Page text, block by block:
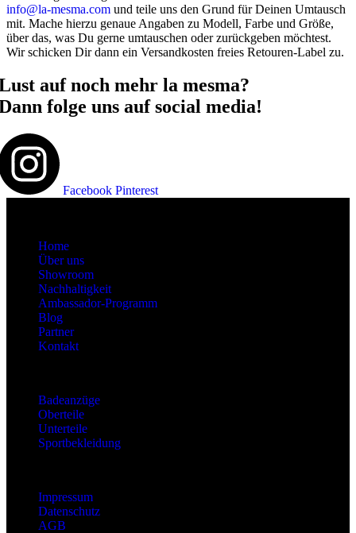
info@la-mesma.com und teile uns den Grund für Deinen Umtausch
mit. Mache hierzu genaue Angaben zu Modell, Farbe und Größe,
über das, was Du gerne umtauschen oder zurückgeben möchtest.
Wir schicken Dir dann ein Versandkosten freies Retouren-Label zu.
auf noch mehr la mesma?
folge uns auf social media!
Facebook Pinterest
Home
Über uns
Showroom
Nachhaltigkeit
Ambassador-Programm
Blog
Partner
Kontakt
Badeanzüge
Oberteile
Unterteile
Sportbekleidung
Impressum
Datenschutz
AGB